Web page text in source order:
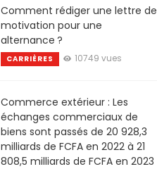
Comment rédiger une lettre de
motivation pour une
alternance ?
CARRIÈRES 10749 vues
Commerce extérieur : Les
échanges commerciaux de
biens sont passés de 20 928,3
milliards de FCFA en 2022 à 21
808,5 milliards de FCFA en 2023